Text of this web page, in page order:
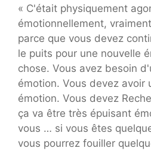
« C'était physiquement
émotionnellement,
parce que vous devez
le puits pour une nouvelle
chose. Vous avez besoin
émotion. Vous devez avoir
émotion. Vous devez
ça va être très épuisant
vous … si vous êtes
vous pourrez fouiller